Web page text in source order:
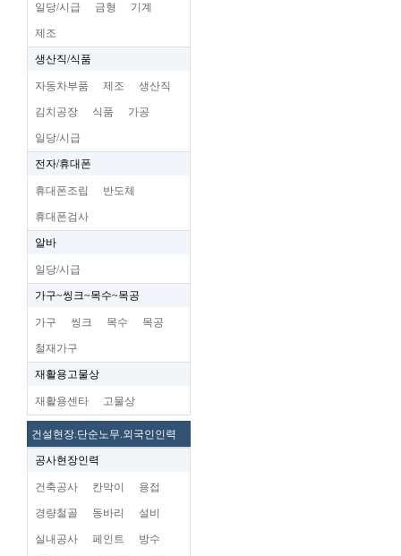
일당/시급 금형 기계
제조
생산직/식품
자동차부품 제조 생산직
김치공장 식품 가공
일당/시급
전자/휴대폰
휴대폰조립 반도체
휴대폰검사
알바
일당/시급
가구~씽크~목수~목공
가구 씽크 목수 목공
철재가구
재활용고물상
재활용센타 고물상
건설현장.단순노무.외국인인력
공사현장인력
건축공사 칸막이 용접
경량철골 동바리 설비
실내공사 페인트 방수